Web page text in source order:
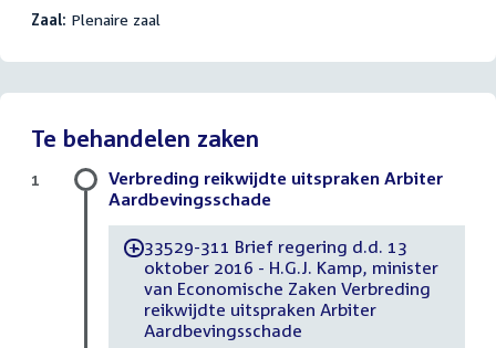
Zaal: Plenaire zaal
Te behandelen zaken
Verbreding reikwijdte uitspraken Arbiter
Aardbevingsschade
-33529-311 Brief regering d.d. 13
oktober 2016 - H.G.J. Kamp, minister
van Economische Zaken Verbreding
reikwijdte uitspraken Arbiter
Aardbevingsschade
1